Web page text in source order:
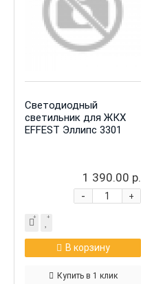
Светодиодный
светильник для ЖКХ
EFFEST Эллипс 3301
1 390.00 р.
+
-
В корзину
Купить в 1 клик